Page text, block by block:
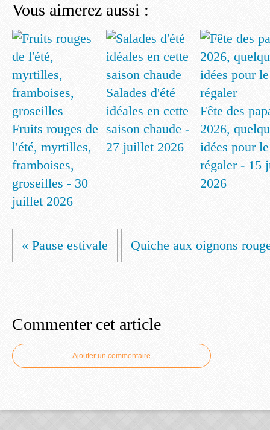
Vous aimerez aussi :
Fruits rouges de
l'été, myrtilles,
framboises,
groseilles - 30
juillet 2026
Salades d'été
idéales en cette
saison chaude -
27 juillet 2026
Fête des
2026,
idées pour le
régaler - 15
2026
« Pause estivale Quiche aux oignons
Commenter cet article
Ajouter un commentaire